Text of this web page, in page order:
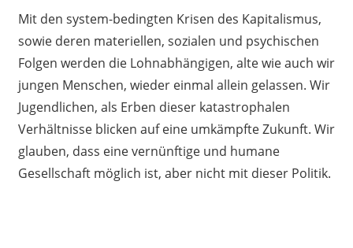
Mit den system-bedingten Krisen des Kapitalismus,
sowie deren materiellen, sozialen und psychischen
Folgen werden die Lohnabhängigen, alte wie auch wir
jungen Menschen, wieder einmal allein gelassen. Wir
Jugendlichen, als Erben dieser katastrophalen
Verhältnisse blicken auf eine umkämpfte Zukunft. Wir
glauben, dass eine vernünftige und humane
Gesellschaft möglich ist, aber nicht mit dieser Politik.